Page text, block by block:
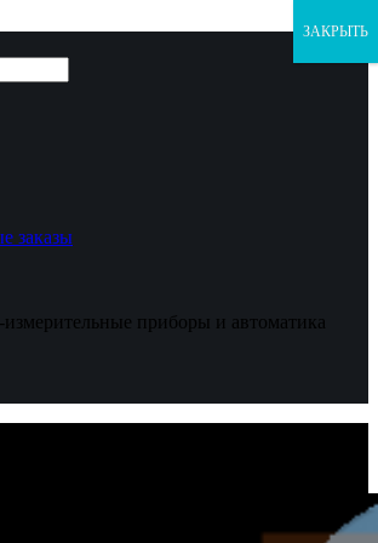
заказы
приборы и автоматика
ЗАКРЫТЬ